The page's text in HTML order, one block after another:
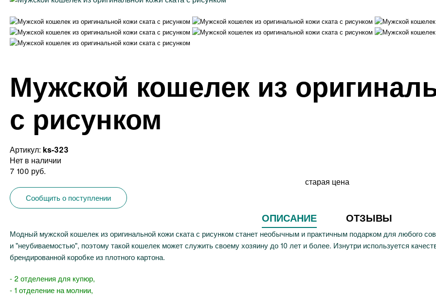
Мужской кошелек из
с рисунком
Артикул: ks-323
Нет в наличии
7 100 руб.
старая цена
Сообщить о поступлении
ОПИСАНИЕ ОТЗЫВЫ
Модный мужской кошелек из оригинальной кожи ската с рисунком станет необычным и практичным подарком для любого
и "неубиваемостью", поэтому такой кошелек может служить своему хозяину до 10 лет и более. Изнутри используется
брендированной коробке из плотного картона.
- 2 отделения для купюр,
- 1 отделение на молнии,